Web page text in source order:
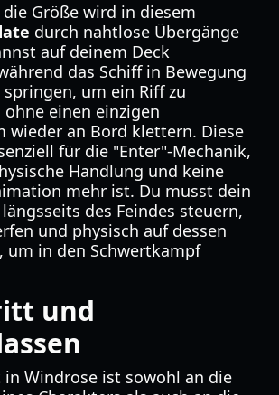
Größe wird in diesem
durch nahtlose Übergänge
auf deinem Deck
das Schiff in Bewegung
um ein Riff zu
einen einzigen
wieder an Bord klettern. Diese
für die "Enter"-Mechanik,
Handlung und keine
mehr ist. Du musst dein
des Feindes steuern,
und physisch auf dessen
um in den Schwertkampf
und
Windrose ist sowohl an die